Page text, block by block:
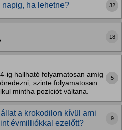
ha lehetne? 32
18
ig hallható folyamatosan amíg
szinte folyamatosan
mintha pozíciót váltana.
5
a krokodilon kívül ami
évmilliókkal ezelőtt?
9